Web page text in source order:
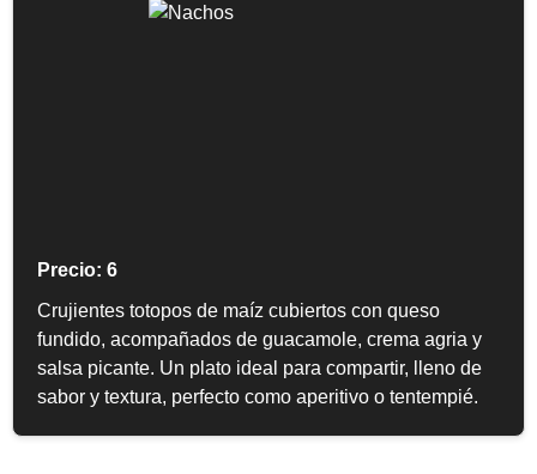
Precio: 6
Crujientes totopos de maíz cubiertos con queso
fundido, acompañados de guacamole, crema agria y
salsa picante. Un plato ideal para compartir, lleno de
sabor y textura, perfecto como aperitivo o tentempié.